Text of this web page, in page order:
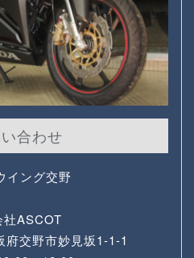
合わせ
イング交野
社ASCOT
交野市妙見坂1-1-1